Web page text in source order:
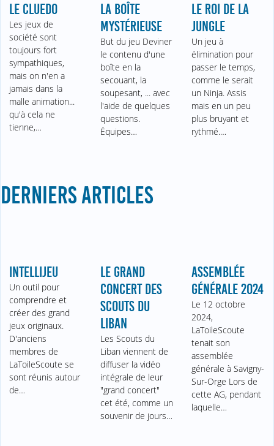
LE CLUEDO
Les jeux de
société sont
toujours fort
sympathiques,
mais on n'en a
jamais dans la
malle animation...
qu'à cela ne
tienne,…
LA BOÎTE
MYSTÉRIEUSE
But du jeu Deviner
le contenu d'une
boîte en la
secouant, la
soupesant, ... avec
l'aide de quelques
questions.
Équipes…
LE ROI DE LA
JUNGLE
Un jeu à
élimination pour
passer le temps,
comme le serait
un Ninja. Assis
mais en un peu
plus bruyant et
rythmé.…
DERNIERS ARTICLES
INTELLIJEU
Un outil pour
comprendre et
créer des grand
jeux originaux.
D'anciens
membres de
LaToileScoute se
sont réunis autour
de…
LE GRAND
CONCERT DES
SCOUTS DU
LIBAN
Les Scouts du
Liban viennent de
diffuser la vidéo
intégrale de leur
"grand concert"
cet été, comme un
souvenir de jours…
ASSEMBLÉE
GÉNÉRALE 2024
Le 12 octobre
2024,
LaToileScoute
tenait son
assemblée
générale à Savigny-
Sur-Orge Lors de
cette AG, pendant
laquelle…